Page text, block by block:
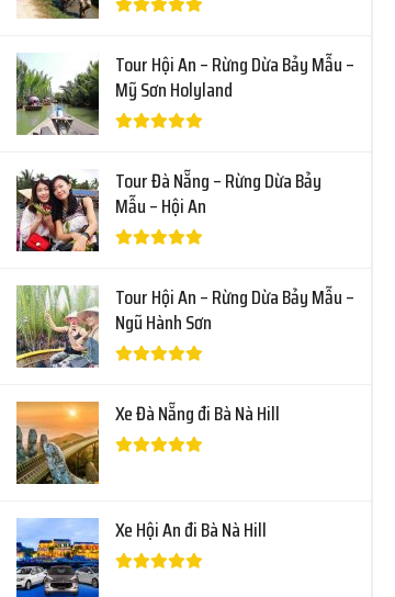
Tour Hội An – Rừng Dừa Bảy Mẫu –
Mỹ Sơn Holyland
Tour Đà Nẵng – Rừng Dừa Bảy
Mẫu – Hội An
Tour Hội An – Rừng Dừa Bảy Mẫu –
Ngũ Hành Sơn
Xe Đà Nẵng đi Bà Nà Hill
Xe Hội An đi Bà Nà Hill